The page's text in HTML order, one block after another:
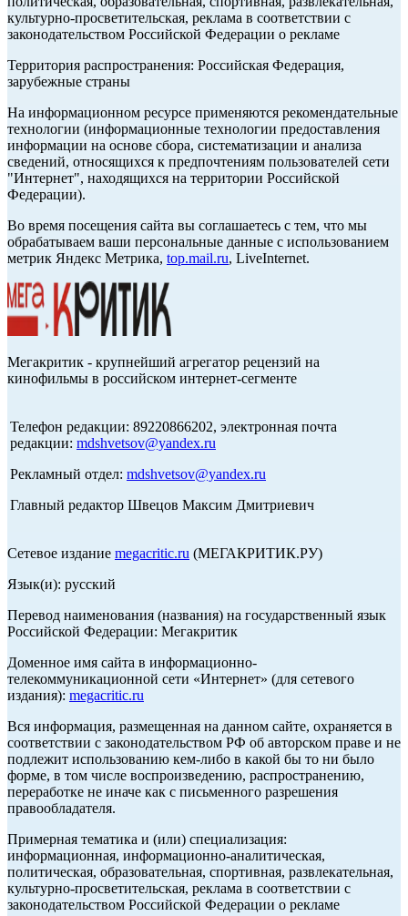
культурно-просветительская, реклама в соответствии с
законодательством Российской Федерации о рекламе
Территория распространения: Российская Федерация,
зарубежные страны
На информационном ресурсе применяются рекомендательные
технологии (информационные технологии предоставления
информации на основе сбора, систематизации и анализа
сведений, относящихся к предпочтениям пользователей сети
"Интернет", находящихся на территории Российской
Федерации).
Во время посещения сайта вы соглашаетесь с тем, что мы
обрабатываем ваши персональные данные с использованием
метрик Яндекс Метрика, top.mail.ru, LiveInternet.
Мегакритик - крупнейший агрегатор рецензий на
кинофильмы в российском интернет-сегменте
Телефон редакции: 89220866202, электронная почта
редакции: mdshvetsov@yandex.ru
Рекламный отдел: mdshvetsov@yandex.ru
Главный редактор Швецов Максим Дмитриевич
Сетевое издание megacritic.ru (МЕГАКРИТИК.РУ)
Язык(и): русский
Перевод наименования (названия) на государственный язык
Российской Федерации: Мегакритик
Доменное имя сайта в информационно-
телекоммуникационной сети «Интернет» (для сетевого
издания): megacritic.ru
Вся информация, размещенная на данном сайте, охраняется в
соответствии с законодательством РФ об авторском праве и не
подлежит использованию кем-либо в какой бы то ни было
форме, в том числе воспроизведению, распространению,
переработке не иначе как с письменного разрешения
правообладателя.
Примерная тематика и (или) специализация:
информационная, информационно-аналитическая,
политическая, образовательная, спортивная, развлекательная,
культурно-просветительская, реклама в соответствии с
законодательством Российской Федерации о рекламе